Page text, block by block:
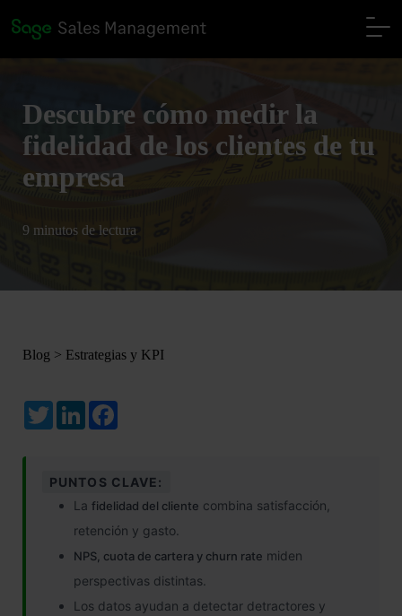
Descubre cómo medir la
fidelidad de los clientes de tu
empresa
9 minutos de lectura
Blog > Estrategias y KPI
TwitterLinkedIn
PUNTOS CLAVE:
La fidelidad del cliente combina satisfacción,
retención y gasto.
NPS, cuota de cartera y churn rate miden
perspectivas distintas.
Los datos ayudan a detectar detractores y